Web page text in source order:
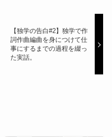
【独学の告白#2】独学で作
詞作曲編曲を身につけて仕
事にするまでの過程を綴っ
た実話。